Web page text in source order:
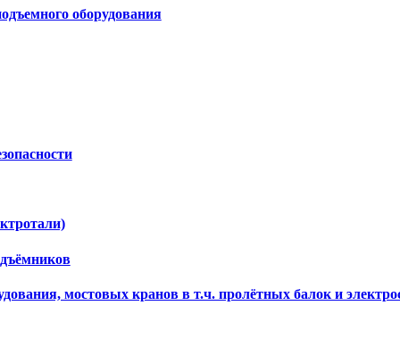
оборудования
мостовых кранов в т.ч. пролётных балок и